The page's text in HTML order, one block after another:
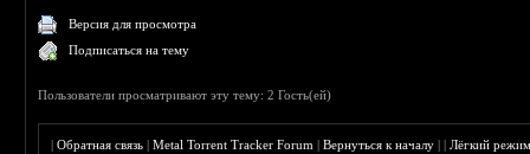
Версия для просмотра
Подписаться на тему
Пользователи просматривают эту тему: 2 Гость(ей)
|Обратная связь |Metal Torrent Tracker Forum |Вернуться к началу ||Лёгкий